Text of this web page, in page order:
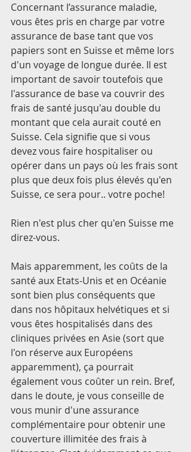
Concernant l’assurance maladie,
vous êtes pris en charge par votre
assurance de base tant que vos
papiers sont en Suisse et même lors
d'un voyage de longue durée. Il est
important de savoir toutefois que
l'assurance de base va couvrir des
frais de santé jusqu'au double du
montant que cela aurait couté en
Suisse. Cela signifie que si vous
devez vous faire hospitaliser ou
opérer dans un pays où les frais sont
plus que deux fois plus élevés qu'en
Suisse, ce sera pour.. votre poche!
Rien n'est plus cher qu'en Suisse me
direz-vous.
Mais apparemment, les coûts de la
santé aux Etats-Unis et en Océanie
sont bien plus conséquents que
dans nos hôpitaux helvétiques et si
vous êtes hospitalisés dans des
cliniques privées en Asie (sort que
l'on réserve aux Européens
apparemment), ça pourrait
également vous coûter un rein. Bref,
dans le doute, je vous conseille de
vous munir d'une assurance
complémentaire pour obtenir une
couverture illimitée des frais à